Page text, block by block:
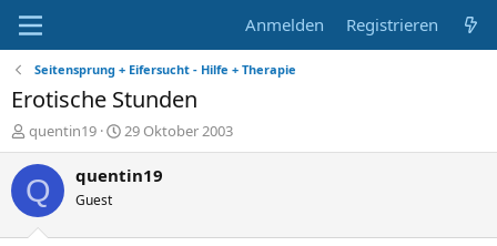
Anmelden Registrieren
Seitensprung + Eifersucht - Hilfe + Therapie
Erotische Stunden
E
r
s
t
quentin19
E
r
s
29 Oktober 2003
Q quentin19
Guest